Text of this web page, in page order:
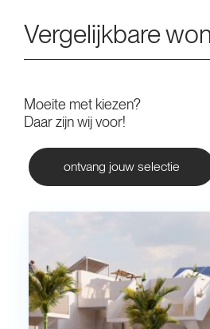
Vergelijkbare
Moeite met kiezen?
Daar zijn wij voor!
ontvang jouw selectie